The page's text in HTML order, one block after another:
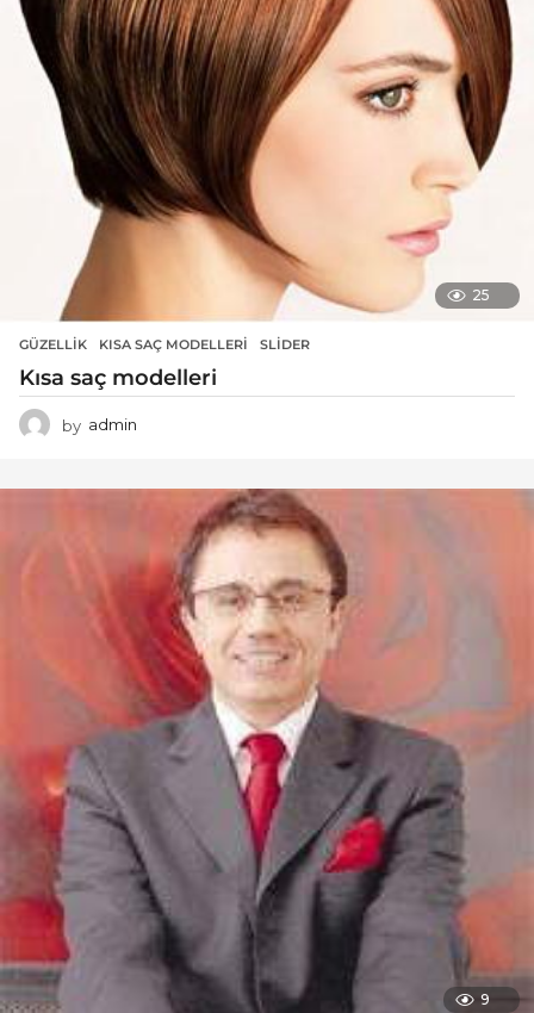
25
GÜZELLIK KISA SAÇ MODELLERI ,SLIDER
Kısa saç modelleri
by admin
9